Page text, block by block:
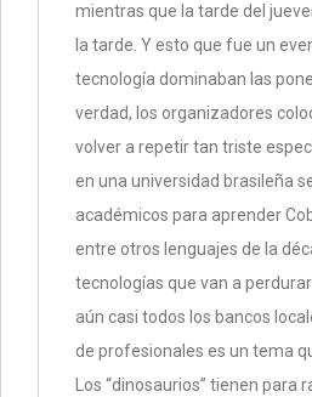
mientras que la tarde del
la tarde. Y esto que fue un
tecnología dominaban las
verdad, los organizadores
volver a repetir tan triste
en una universidad brasileña
académicos para aprender
entre otros lenguajes de la
tecnologías que van a
aún casi todos los bancos
de profesionales es un tema
Los “dinosaurios” tienen para